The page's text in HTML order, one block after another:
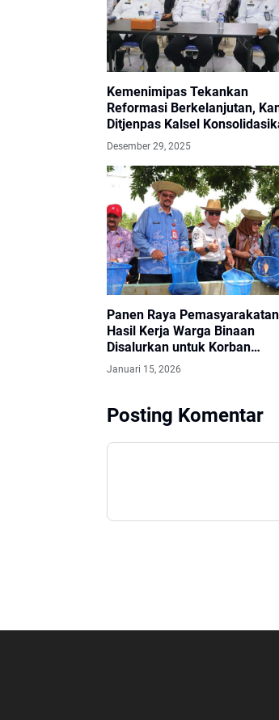
Kemenimipas Tekankan
Reformasi Berkelanjutan,
Ditjenpas Kalsel
PRIMA
Desember 29, 2025
Panen Raya
Hasil Kerja Warga Binaan
Disalurkan untuk Korban
Bencana
Januari 15, 2026
Posting Komentar